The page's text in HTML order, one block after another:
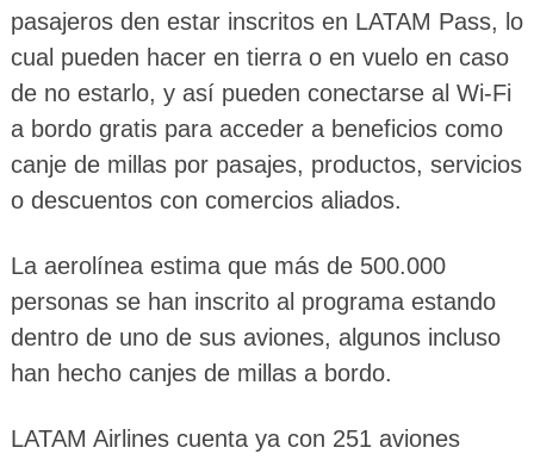
pasajeros den estar inscritos en LATAM Pass, lo
cual pueden hacer en tierra o en vuelo en caso
de no estarlo, y así pueden conectarse al Wi-Fi
a bordo gratis para acceder a beneficios como
canje de millas por pasajes, productos, servicios
o descuentos con comercios aliados.
La aerolínea estima que más de 500.000
personas se han inscrito al programa estando
dentro de uno de sus aviones, algunos incluso
han hecho canjes de millas a bordo.
LATAM Airlines cuenta ya con 251 aviones